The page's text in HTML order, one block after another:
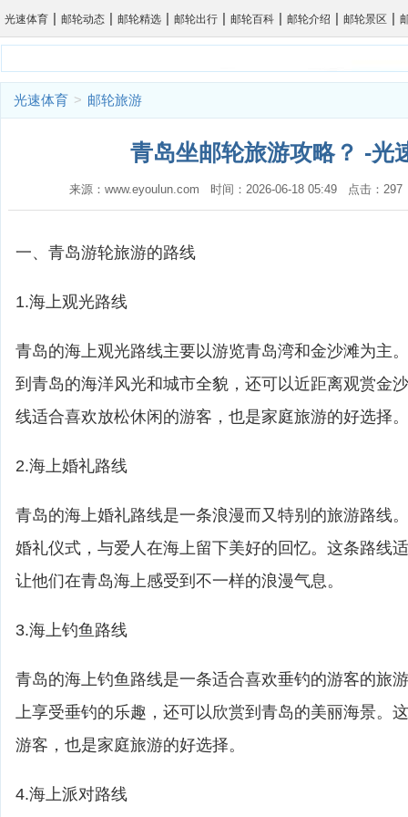
光速体育 | 邮轮动态 | 邮轮精选 | 邮轮出行 | 邮轮百科 | 邮轮介绍 | 邮轮景区 |
光速体育 > 邮轮旅游
青岛坐邮轮旅游攻略？ -光
来源：www.eyoulun.com 时间：2026-06-18 05:49 点击：
一、青岛游轮旅游的路线
1.海上观光路线
青岛的海上观光路线主要以游览青岛湾和金沙滩为主
到青岛的海洋风光和城市全貌，还可以近距离观赏金
线适合喜欢放松休闲的游客，也是家庭旅游的好选择。
2.海上婚礼路线
青岛的海上婚礼路线是一条浪漫而又特别的旅游路线
婚礼仪式，与爱人在海上留下美好的回忆。这条路线
让他们在青岛海上感受到不一样的浪漫气息。
3.海上钓鱼路线
青岛的海上钓鱼路线是一条适合喜欢垂钓的游客的旅
上享受垂钓的乐趣，还可以欣赏到青岛的美丽海景。
游客，也是家庭旅游的好选择。
4.海上派对路线